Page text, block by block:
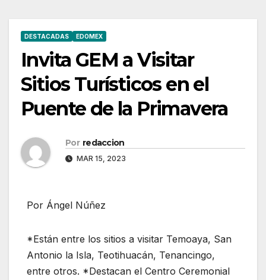
DESTACADAS EDOMEX
Invita GEM a Visitar
Sitios Turísticos en el
Puente de la Primavera
Por redaccion
MAR 15, 2023
Por Ángel Núñez
*Están entre los sitios a visitar Temoaya, San
Antonio la Isla, Teotihuacán, Tenancingo,
entre otros. *Destacan el Centro Ceremonial